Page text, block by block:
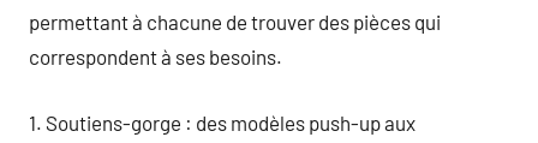
permettant à chacune de trouver des pièces qui
correspondent à ses besoins.
1. Soutiens-gorge : des modèles push-up aux